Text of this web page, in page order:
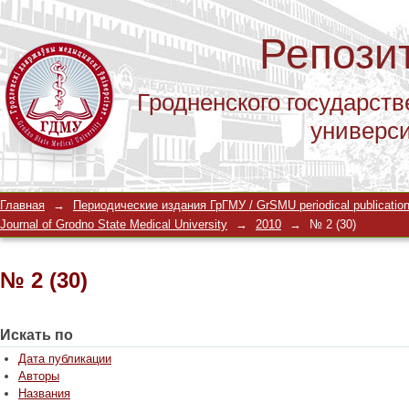
Гродненского
№ 2 (30)
Главная →
Периодические издания ГрГМУ / GrSMU periodical
Journal of Grodno State Medical University
→ 2010 → № 2 (30)
№ 2 (30)
Искать по
Дата публикации
Авторы
Названия